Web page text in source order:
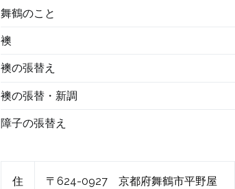
舞鶴のこと
襖
襖の張替え
襖の張替・新調
障子の張替え
住
〒624-0927 京都府舞鶴市平野屋